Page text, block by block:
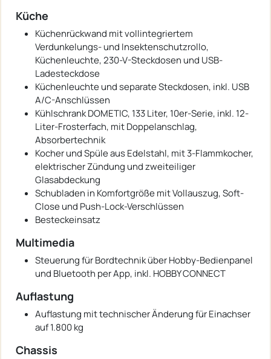
Küche
Küchenrückwand mit vollintegriertem
Verdunkelungs- und Insektenschutzrollo,
Küchenleuchte, 230-V-Steckdosen und USB-
Ladesteckdose
Küchenleuchte und separate Steckdosen, inkl. USB
A/C-Anschlüssen
Kühlschrank DOMETIC, 133 Liter, 10er-Serie, inkl. 12-
Liter-Frosterfach, mit Doppelanschlag,
Absorbertechnik
Kocher und Spüle aus Edelstahl, mit 3-Flammkocher,
elektrischer Zündung und zweiteiliger
Glasabdeckung
Schubladen in Komfortgröße mit Vollauszug, Soft-
Close und Push-Lock-Verschlüssen
Besteckeinsatz
Multimedia
Steuerung für Bordtechnik über Hobby-Bedienpanel
und Bluetooth per App, inkl. HOBBY CONNECT
Auflastung
Auflastung mit technischer Änderung für Einachser
auf 1.800 kg
Chassis